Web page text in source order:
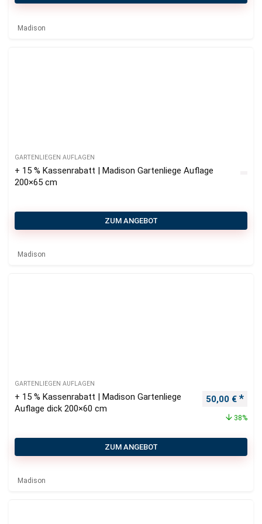
Madison
GARTENLIEGEN AUFLAGEN
+ 15 % Kassenrabatt | Madison Gartenliege Auflage
200×65 cm
ZUM ANGEBOT
Madison
GARTENLIEGEN AUFLAGEN
+ 15 % Kassenrabatt | Madison Gartenliege
Auflage dick 200×60 cm
50,00 €
38%
ZUM ANGEBOT
Madison